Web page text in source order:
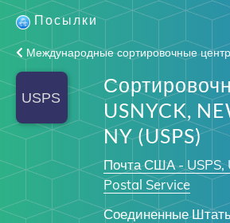
Посылки
Международные сортировочные
USNYCK,
NY (USPS)
Почта США - USPS,
Postal Service
Соединенные